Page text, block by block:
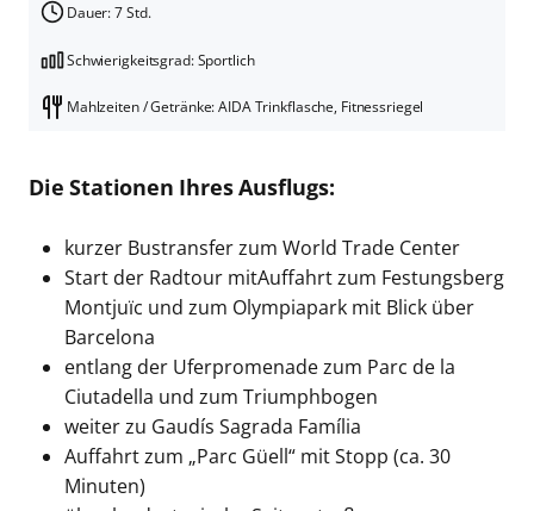
Dauer: 7 Std.
Schwierigkeitsgrad: Sportlich
Mahlzeiten / Getränke: AIDA Trinkflasche, Fitnessriegel
Die Stationen Ihres Ausflugs:
kurzer Bustransfer zum World Trade Center
Start der Radtour mitAuffahrt zum Festungsberg
Montjuïc und zum Olympiapark mit Blick über
Barcelona
entlang der Uferpromenade zum Parc de la
Ciutadella und zum Triumphbogen
weiter zu Gaudís Sagrada Família
Auffahrt zum „Parc Güell“ mit Stopp (ca. 30
Minuten)